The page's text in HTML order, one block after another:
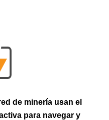
de minería usan el
para navegar y